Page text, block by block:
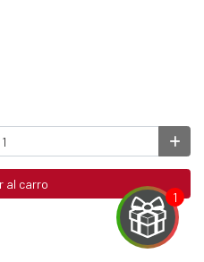
al carro